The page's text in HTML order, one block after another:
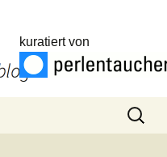
kuratiert von
Suchen
nach: